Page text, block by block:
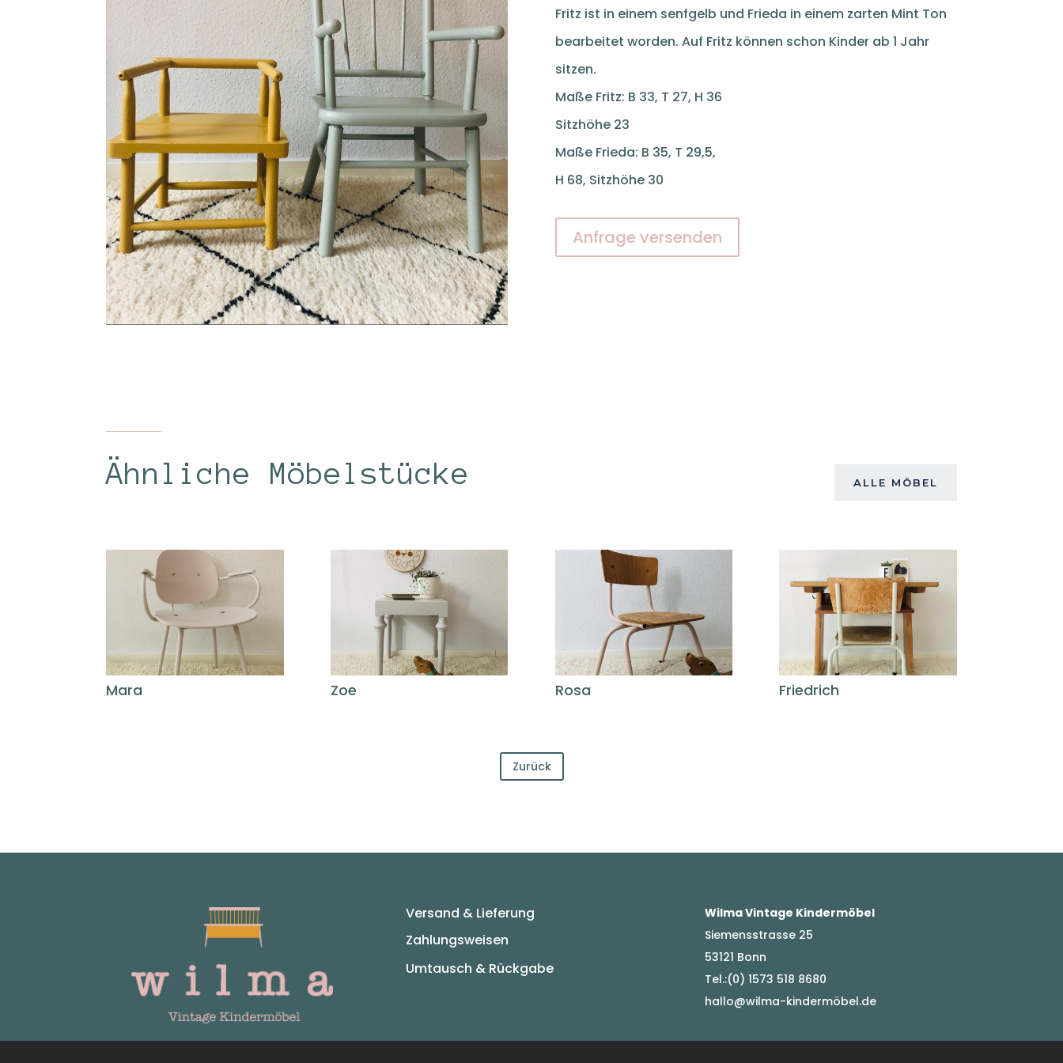
Fritz ist in einem senfgelb und Frieda in einem zarten Mint Ton
bearbeitet worden. Auf Fritz können schon Kinder ab 1 Jahr
sitzen.
Maße Fritz: B 33, T 27, H 36
Sitzhöhe 23
Maße Frieda: B 35, T 29,5,
H 68, Sitzhöhe 30
Anfrage versenden
Ähnliche Möbelstücke ALLE MÖBEL
Mara Zoe Rosa Friedrich
Zurück
Versand & Lieferung
Zahlungsweisen
Umtausch & Rückgabe
Wilma Vintage Kindermöbel
Siemensstrasse 25
53121 Bonn
Tel.:(0) 1573 518 8680
hallo@wilma-kindermöbel.de